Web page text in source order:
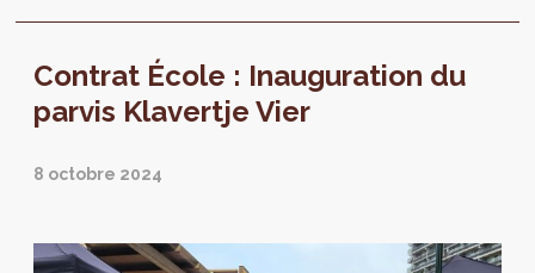
Contrat École : Inauguration du
parvis Klavertje Vier
8 octobre 2024